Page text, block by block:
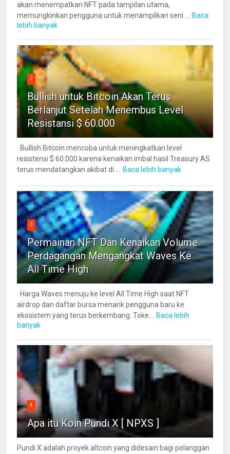
akan menempatkan NFT pada tampilan utama,
memungkinkan pengguna untuk menampilkan seni ...
Baca
lebih banyak
2
Bullish untuk Bitcoin Akan Terus
Berlanjut Setelah Menembus Level
Resistansi $ 60.000
Bullish Bitcoin mencoba untuk meningkatkan level
resistensi $ 60.000 karena kenaikan imbal hasil Treasury AS
terus mendatangkan akibat di ...
Baca lebih banyak
3
Permainan NFT Dan Kenaikan Volume
Perdagangan Mengangkat Waves Ke
All Time High
Harga Waves menuju ke level All Time High saat NFT
airdrop dan daftar bursa menarik pengguna baru ke
ekosistem yang terus berkembang. Toke...
Baca lebih
banyak
4
Apa itu Koin Pundi X [ NPXS ]
Pundi X adalah proyek altcoin yang didesain bagi pelanggan